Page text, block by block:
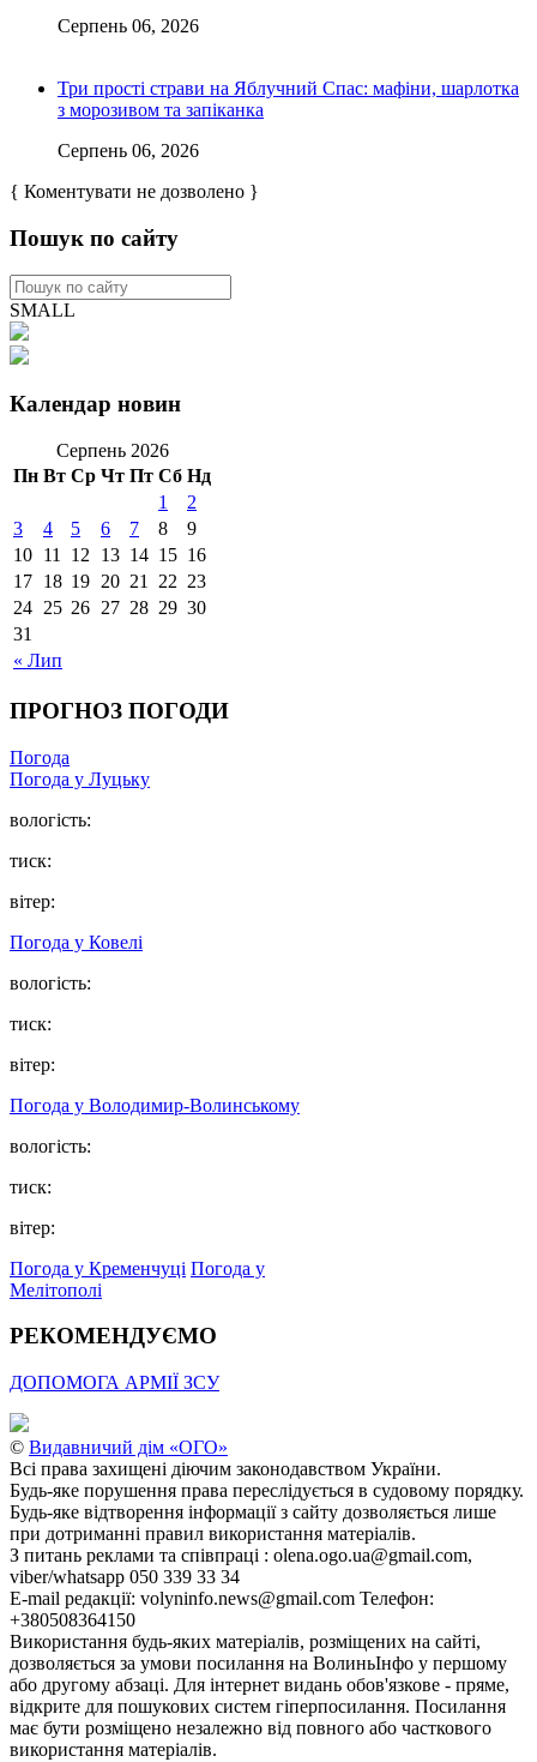
Серпень 06, 2026
Три прості страви на Яблучний Спас: мафіни, шарлотка
з морозивом та запіканка
Серпень 06, 2026
{ Коментувати не дозволено }
Пошук по сайту
SMALL
Календар новин
Серпень 2026
Пн Вт Ср Чт Пт Сб Нд
« Лип
1
2
3
4 5 6 7 8
9
10 11 12 13 14 15 16
17 18 19 20 21 22 23
24 25 26 27 28 29 30
31
ПРОГНОЗ ПОГОДИ
Погода
Погода у Луцьку
вологість:
тиск:
вітер:
Погода у Ковелі
вологість:
тиск:
вітер:
Погода у Володимир-Волинському
вологість:
тиск:
вітер:
Погода у Кременчуці Погода у
Мелітополі
РЕКОМЕНДУЄМО
ДОПОМОГА АРМІЇ ЗСУ
© Видавничий дім «ОГО»
Всі права захищені діючим законодавством України.
Будь-яке порушення права переслідується в судовому порядку.
Будь-яке відтворення інформації з сайту дозволяється лише
при дотриманні правил використання матеріалів.
З питань реклами та співпраці : olena.ogo.ua@gmail.com,
viber/whatsapp 050 339 33 34
E-mail редакції: volyninfo.news@gmail.com Телефон:
+380508364150
Використання будь-яких матеріалів, розміщених на сайті,
дозволяється за умови посилання на ВолиньІнфо у першому
або другому абзаці. Для інтернет видань обов'язкове - пряме,
відкрите для пошукових систем гіперпосилання. Посилання
має бути розміщено незалежно від повного або часткового
використання матеріалів.